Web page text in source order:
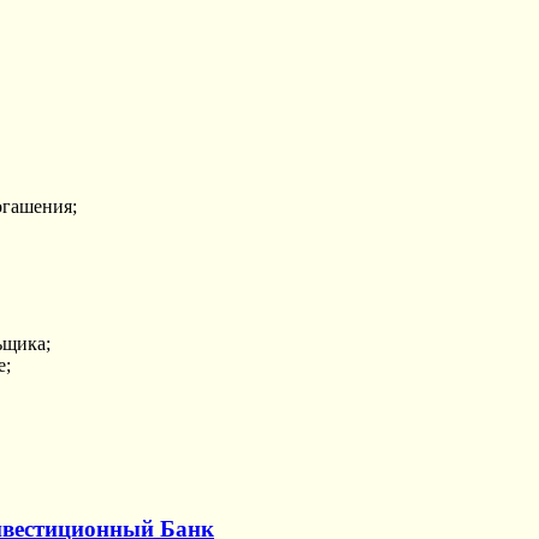
Банк